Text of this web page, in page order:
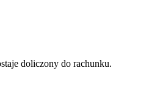
doliczony do rachunku.